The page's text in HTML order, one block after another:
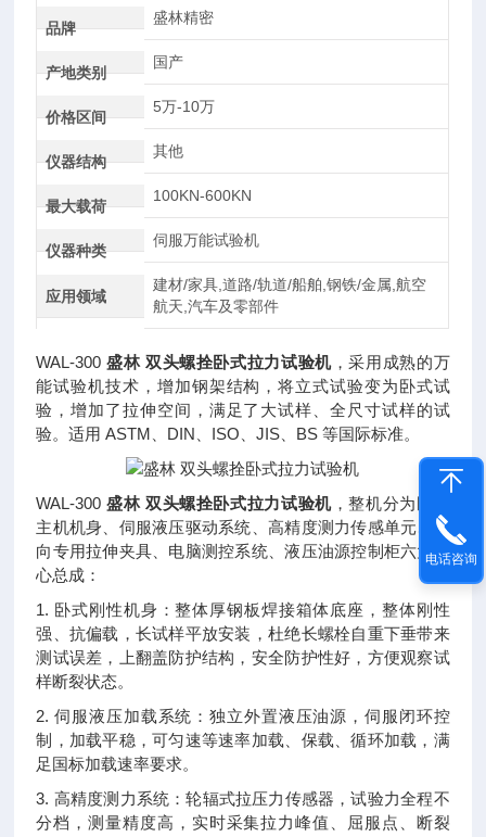
品牌
盛林精密
产地类别
国产
价格区间
5万-10万
仪器结构
其他
最大载荷
100KN-600KN
仪器种类
伺服万能试验机
应用领域
建材/家具,道路/轨道/船舶,钢铁/金属,航空
航天,汽车及零部件
WAL-300盛林 双头螺拴卧式拉力试验机，采用成熟的万
能试验机技术，增加钢架结构，将立式试验变为卧式试
验，增加了拉伸空间，满足了大试样、全尺寸试样的试
验。适用 ASTM、DIN、ISO、JIS、BS 等国际标准。
WAL-300盛林 双头螺拴卧式拉力试验机，整机分为卧式
主机机身、伺服液压驱动系统、高精度测力传感单元、双
向专用拉伸夹具、电脑测控系统、液压油源控制柜六大核
心总成：
1. 卧式刚性机身：整体厚钢板焊接箱体底座，整体刚性
强、抗偏载，长试样平放安装，杜绝长螺栓自重下垂带来
测试误差，上翻盖防护结构，安全防护性好，方便观察试
样断裂状态。
2. 伺服液压加载系统：独立外置液压油源，伺服闭环控
制，加载平稳，可匀速等速率加载、保载、循环加载，满
足国标加载速率要求。
3. 高精度测力系统：轮辐式拉压力传感器，试验力全程不
分档，测量精度高，实时采集拉力峰值、屈服点、断裂
电话咨询